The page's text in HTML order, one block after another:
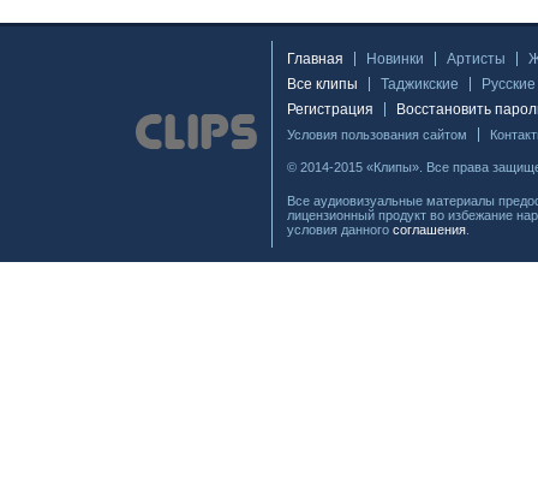
Главная Новинки Артисты
Все клипы
Таджикские
Русские
Регистрация
Восстановить
Условия пользования сайтом
© 2014-2015 «Клипы». Все права
Все аудиовизуальные материалы
лицензионный продукт во избежание
условия данного соглашения